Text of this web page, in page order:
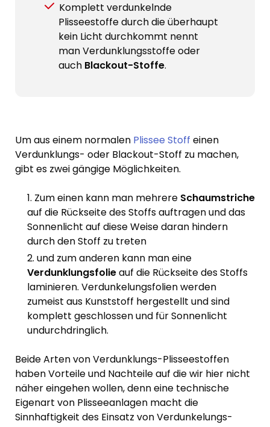
Komplett verdunkelnde
Plisseestoffe durch die überhaupt
kein Licht durchkommt nennt
man Verdunklungsstoffe oder
auch Blackout-Stoffe.
Um aus einem normalen Plissee Stoff einen
Verdunklungs- oder Blackout-Stoff zu machen,
gibt es zwei gängige Möglichkeiten.
Zum einen kann man mehrere Schaumstriche
auf die Rückseite des Stoffs auftragen und das
Sonnenlicht auf diese Weise daran hindern
durch den Stoff zu treten
und zum anderen kann man eine
Verdunklungsfolieauf die Rückseite des Stoffs
laminieren. Verdunkelungsfolien werden
zumeist aus Kunststoff hergestellt und sind
komplett geschlossen und für Sonnenlicht
undurchdringlich.
Beide Arten von Verdunklungs-Plisseestoffen
haben Vorteile und Nachteile auf die wir hier nicht
näher eingehen wollen, denn eine technische
Eigenart von Plisseeanlagen macht die
Sinnhaftigkeit des Einsatz von Verdunkelungs-